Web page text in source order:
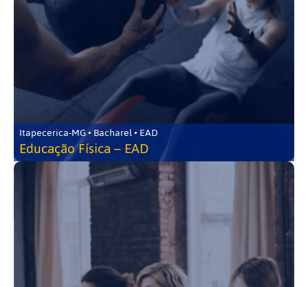
Itapecerica-MG • Bacharel • EAD
Educação Física – EAD